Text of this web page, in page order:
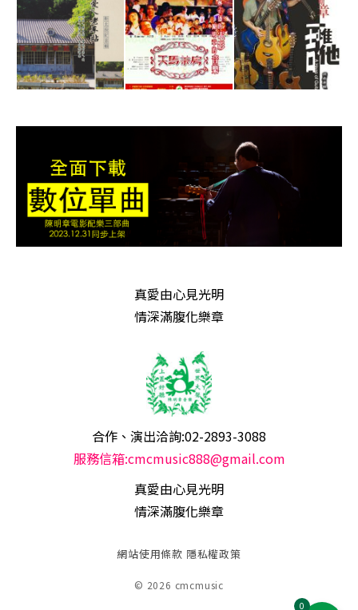
真愛由心見光明
情深滿腹化樂章
合作、演出洽詢:02-2893-3088
服務信箱:cmcmusic888@gmail.com
真愛由心見光明
情深滿腹化樂章
網站使用條款 隱私權政策
© 2026 cmcmusic
0